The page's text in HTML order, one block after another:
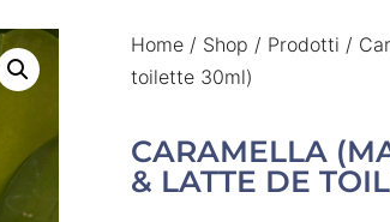
Home/ Shop / Prodotti /
toilette 30ml)
CARAMELLA
& LATTE DE